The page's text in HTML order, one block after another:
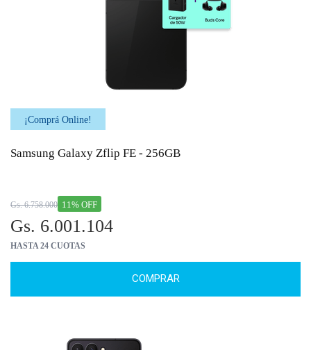
¡Comprá Online!
Samsung Galaxy Zflip FE - 256GB
11% OFF
Gs. 6.758.000
Gs. 6.001.104
HASTA 24 CUOTAS
COMPRAR